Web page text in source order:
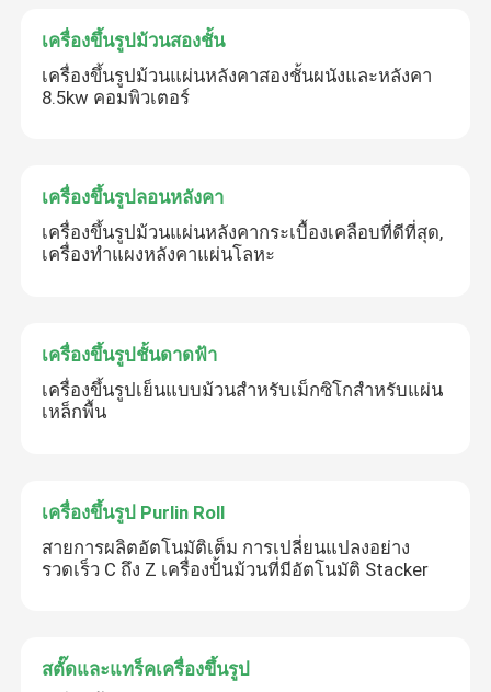
เครื่องขึ้นรูปม้วนสองชั้น
เครื่องขึ้นรูปม้วนแผ่นหลังคาสองชั้นผนังและหลังคา
8.5kw คอมพิวเตอร์
เครื่องขึ้นรูปลอนหลังคา
เครื่องขึ้นรูปม้วนแผ่นหลังคากระเบื้องเคลือบที่ดีที่สุด,
เครื่องทำแผงหลังคาแผ่นโลหะ
เครื่องขึ้นรูปชั้นดาดฟ้า
เครื่องขึ้นรูปเย็นแบบม้วนสำหรับเม็กซิโกสำหรับแผ่น
เหล็กพื้น
เครื่องขึ้นรูป Purlin Roll
สายการผลิตอัตโนมัติเต็ม การเปลี่ยนแปลงอย่าง
รวดเร็ว C ถึง Z เครื่องปั้นม้วนที่มีอัตโนมัติ Stacker
สตั๊ดและแทร็คเครื่องขึ้นรูป